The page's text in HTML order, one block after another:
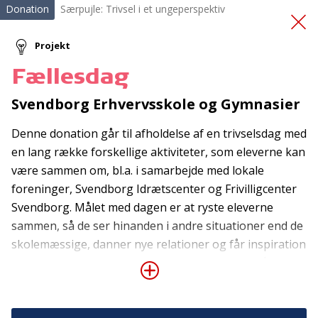
Beboerferie i Husum
Donation Særpujle: Trivsel i et ungeperspektiv
Projekt
Fællesdag
Svendborg Erhvervsskole og Gymnasier
Denne donation går til afholdelse af en trivselsdag med
en lang række forskellige aktiviteter, som eleverne kan
være sammen om, bl.a. i samarbejde med lokale
foreninger, Svendborg Idrætscenter og Frivilligcenter
Svendborg. Målet med dagen er at ryste eleverne
sammen, så de ser hinanden i andre situationer end de
skolemæssige, danner nye relationer og får inspiration
til aktiviteter, de kan lave sammen med andre både i og
uden for skoletiden. Målet er at give eleverne nogle
Tilmeld nyhedsbrev
De seneste nyheder om TrygFondens og TryghedsGruppens